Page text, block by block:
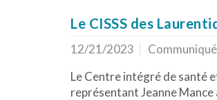
Le CISSS des
12/21/2023
Le Centre intégré de santé
représentant Jeanne